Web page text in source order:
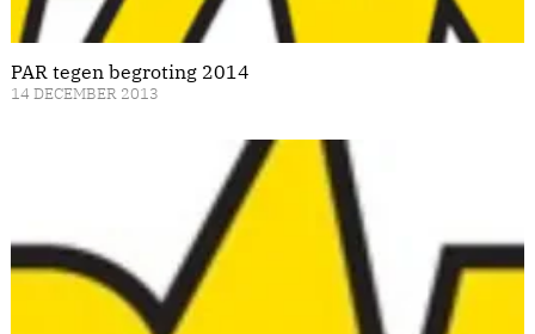
PAR tegen begroting 2014
14 DECEMBER 2013